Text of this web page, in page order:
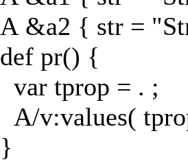
A &a2 { str =
def pr() {
var tprop = . ;
A/v:values(
}